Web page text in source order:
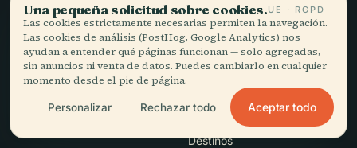
Unirme
EXPLORAR
Destinos
Una pequeña solicitud sobre cookies.UE · RGPD
Las cookies estrictamente necesarias permiten la navegación.
Las cookies de análisis (PostHog, Google Analytics) nos
ayudan a entender qué páginas funcionan — solo agregadas,
sin anuncios ni venta de datos. Puedes cambiarlo en cualquier
momento desde el pie de página.
Personalizar Rechazar todo Aceptar todo